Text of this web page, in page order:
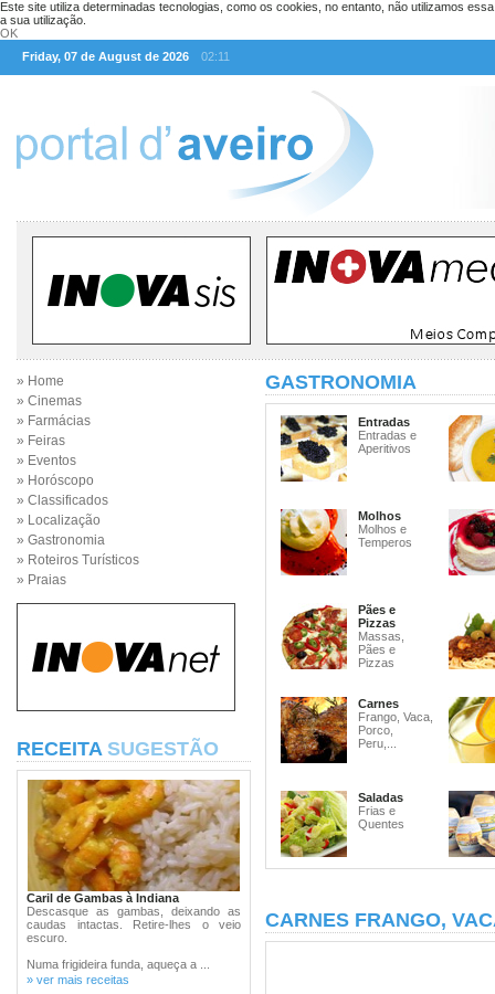
Este site utiliza determinadas tecnologias, como os cookies, no entanto, não utilizamos
a sua utilização.
OK
Friday, 07 de August de 2026
02:11
» Home
» Cinemas
» Farmácias
» Feiras
» Eventos
» Horóscopo
» Classificados
» Localização
» Gastronomia
» Roteiros Turísticos
» Praias
RECEITA SUGESTÃO
Caril de Gambas à Indiana
Descasque as gambas, deixando as
caudas intactas. Retire-lhes o veio
escuro.
Numa frigideira funda, aqueça a ...
» ver mais receitas
GASTRONOMIA
Entradas
Entradas e
Aperitivos
Molhos
Molhos e
Temperos
Pães e
Pizzas
Massas,
Pães e
Pizzas
Carnes
Frango, Vaca,
Porco,
Peru,...
Saladas
Frias e
Quentes
CARNES FRANGO,